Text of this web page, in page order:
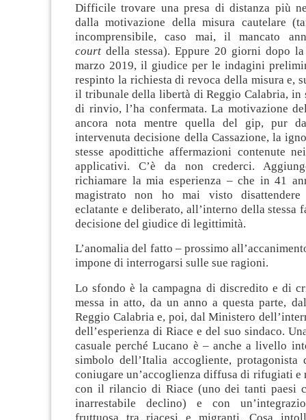
Difficile trovare una presa di distanza più
dalla motivazione della misura cautelare
incomprensibile, caso mai, il mancato
court della stessa). Eppure 20 giorni dopo
marzo 2019, il giudice per le indagini
respinto la richiesta di revoca della misura e,
il tribunale della libertà di Reggio Calabria, in
di rinvio, l’ha confermata. La motivazione
ancora nota mentre quella del gip, pur
intervenuta decisione della Cassazione, la
stesse apodittiche affermazioni contenute
applicativi. C’è da non crederci.
richiamare la mia esperienza – che in 41
magistrato non ho mai visto
eclatante e deliberato, all’interno della stessa
decisione del giudice di legittimità.
L’anomalia del fatto – prossimo
impone di interrogarsi sulle sue ragioni.
Lo sfondo è la campagna di discredito e di
messa in atto, da un anno a questa parte,
Reggio Calabria e, poi, dal Ministero
dell’esperienza di Riace e del suo sindaco.
casuale perché Lucano è – anche a livello
simbolo dell’Italia accogliente,
coniugare un’accoglienza diffusa di rifugiati
con il rilancio di Riace (uno dei tanti paesi
inarrestabile declino) e con
fruttuosa tra riacesi e migranti. Cosa